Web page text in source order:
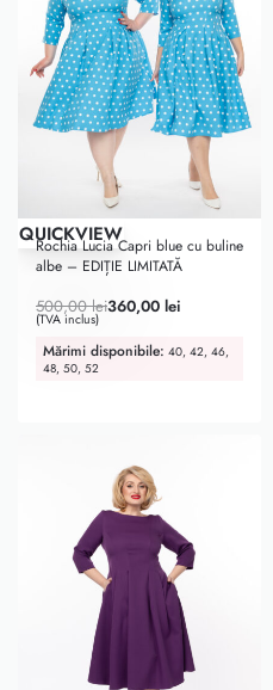
-28% OFF
QUICKVIEW
Rochia Lucia Capri blue cu buline
albe – EDIȚIE LIMITATĂ
500,00lei360,00 lei
(TVA inclus)
Mărimi disponibile: 40, 42, 46,
48, 50, 52